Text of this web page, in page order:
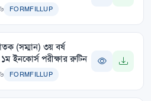
FORMFILLUP
(সম্মান) ৩য় বর্ষ
১ম ইনকোর্স পরীক্ষার রুটিন
FORMFILLUP